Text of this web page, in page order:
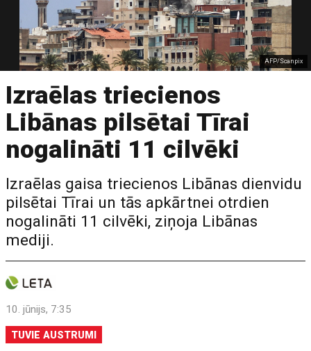
AFP/Scanpix
Izraēlas triecienos
Libānas pilsētai Tīrai
nogalināti 11 cilvēki
Izraēlas gaisa triecienos Libānas dienvidu
pilsētai Tīrai un tās apkārtnei otrdien
nogalināti 11 cilvēki, ziņoja Libānas
mediji.
10. jūnijs, 7:35
TUVIE AUSTRUMI